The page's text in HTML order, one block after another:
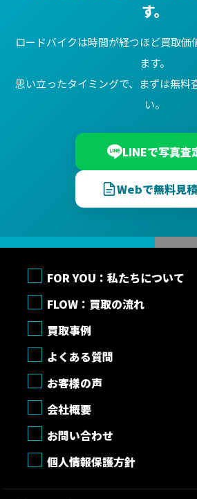
す。
ロードバイクは時間が経つほど買取価
ます。
思い立ったタイミングで、まずは無料
い。
LINEで写真査
Webで無料見
FOR YOU：私たちについて
FLOW：買取の流れ
買取事例
よくある質問
お客様の声
会社概要
お問い合わせ
個人情報保護方針